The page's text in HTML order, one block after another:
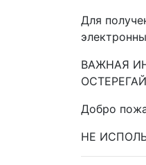
Для
ВАЖНАЯ
Добро
НЕ